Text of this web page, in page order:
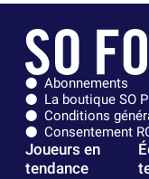
Abonnements
La boutique SO
Conditions
Consentement
Joueurs en
tendance